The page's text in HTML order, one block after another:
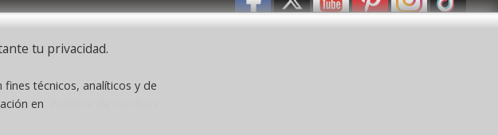
reservados
tu privacidad.
técnicos, analíticos y de
en